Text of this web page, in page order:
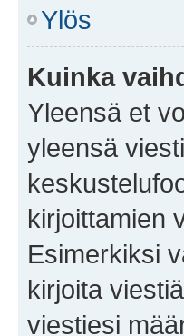
Ylös
Kuinka
Yleensä et
yleensä
kirjoittamien
Esimerkiksi
kirjoita
viestiesi